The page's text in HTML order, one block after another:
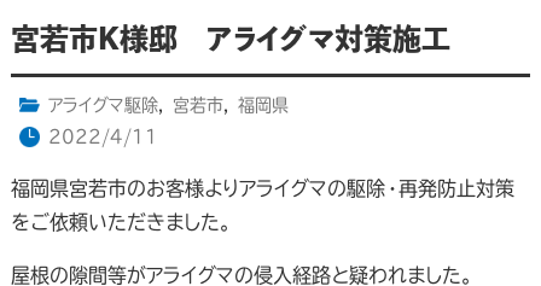
宮若市K様邸 アライグマ対策施工
アライグマ駆除, 宮若市,
福岡県
2022/4/11
福岡県宮若市のお客様よりアライグマの駆除・再発防止対策
をご依頼いただきました。
屋根の隙間等がアライグマの侵入経路と疑われました。